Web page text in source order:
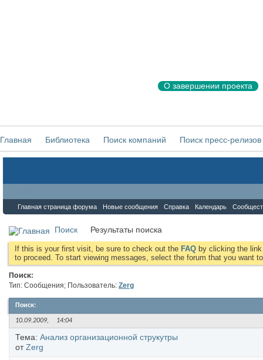
О завершении проекта
Главная Библиотека Поиск компаний Поиск пресс-релизов
Главная страница форума Новые сообщения Справка Календарь
Поиск Результаты поиска
If this is your first visit, be sure to check out the FAQ by clicking the
to proceed. To start viewing messages, select the forum that you want
Поиск:
Тип: Сообщения; Пользователь: Zerg
Поиск:
10.09.2009, 14:04
Тема: Анализ организационной струкутры
отZerg